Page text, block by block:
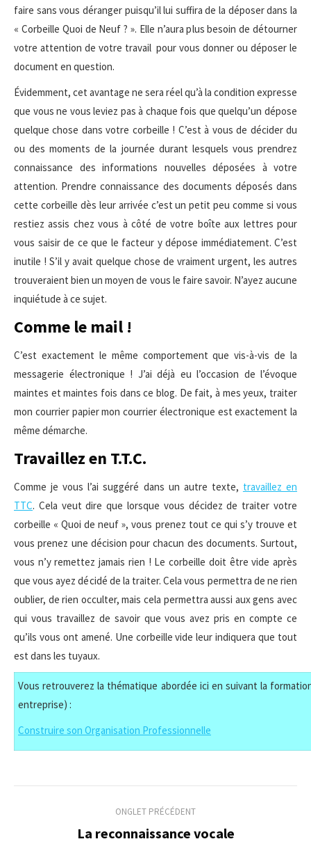
faire sans vous déranger puisqu’il lui suffira de la déposer dans la
« Corbeille Quoi de Neuf ? ». Elle n’aura plus besoin de détourner
votre attention de votre travail pour vous donner ou déposer le
document en question.
Évidemment, cet avantage ne sera réel qu’à la condition expresse
que vous ne vous leviez pas à chaque fois que quelqu’un dépose
quelque chose dans votre corbeille ! C’est à vous de décider du
ou des moments de la journée durant lesquels vous prendrez
connaissance des informations nouvelles déposées à votre
attention. Prendre connaissance des documents déposés dans
cette corbeille dès leur arrivée c’est un petit peu comme si vous
restiez assis chez vous à côté de votre boîte aux lettres pour
vous saisir de ce que le facteur y dépose immédiatement. C’est
inutile ! S’il y avait quelque chose de vraiment urgent, les autres
trouveraient bien un moyen de vous le faire savoir. N’ayez aucune
inquiétude à ce sujet.
Comme le mail !
C’est exactement le même comportement que vis-à-vis de la
messagerie électronique ! J’ai déjà eu l’occasion de l’évoque
maintes et maintes fois dans ce blog. De fait, à mes yeux, traiter
mon courrier papier mon courrier électronique est exactement la
même démarche.
Travaillez en T.T.C.
Comme je vous l’ai suggéré dans un autre texte, travaillez en
TTC. Cela veut dire que lorsque vous décidez de traiter votre
corbeille « Quoi de neuf », vous prenez tout ce qui s’y trouve et
vous prenez une décision pour chacun des documents. Surtout,
vous n’y remettez jamais rien ! Le corbeille doit être vide après
que vous ayez décidé de la traiter. Cela vous permettra de ne rien
oublier, de rien occulter, mais cela permettra aussi aux gens avec
qui vous travaillez de savoir que vous avez pris en compte ce
qu’ils vous ont amené. Une corbeille vide leur indiquera que tout
est dans les tuyaux.
Vous retrouverez la thématique abordée ici en suivant la
entreprise) :
Construire son Organisation Professionnelle
ONGLET PRÉCÉDENT
Onglet
La reconnaissance vocale